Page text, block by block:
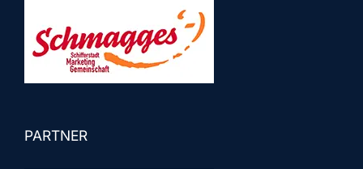
PARTNER